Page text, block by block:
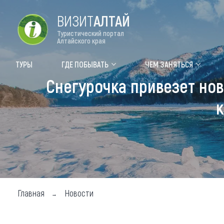
Форум VISIT ALTAI
Туры Где
Топ
ВИЗИТАЛТАЙ
Туристический портал
Алтайского края
ТУРЫ ГДЕ ПОБЫВАТЬ ЧЕМ ЗАНЯТЬСЯ
Снегурочка привезет
Главная Новости